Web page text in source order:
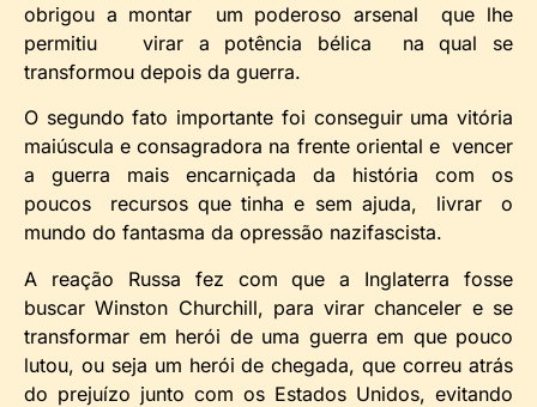
obrigou a montar um poderoso arsenal que lhe
permitiu virar a potência bélica na qual se
transformou depois da guerra.
O segundo fato importante foi conseguir uma vitória
maiúscula e consagradora na frente oriental e vencer
a guerra mais encarniçada da história com os
poucos recursos que tinha e sem ajuda, livrar o
mundo do fantasma da opressão nazifascista.
A reação Russa fez com que a Inglaterra fosse
buscar Winston Churchill, para virar chanceler e se
transformar em herói de uma guerra em que pouco
lutou, ou seja um herói de chegada, que correu atrás
do prejuízo junto com os Estados Unidos, evitando